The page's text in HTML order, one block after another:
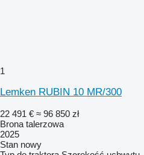
1
Lemken RUBIN 10 MR/300
22 491 € ≈ 96 850 zł
Brona talerzowa
2025
Stan nowy